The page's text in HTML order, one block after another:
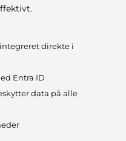
direkte i
Entra ID
data på alle